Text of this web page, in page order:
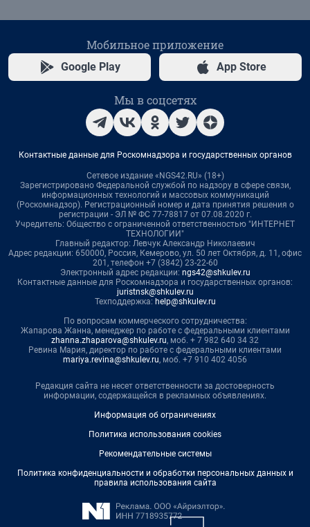
Мобильное приложение
Google Play App Store
Мы в соцсетях
Контактные данные для Роскомнадзора и государственных органов
Сетевое издание «NGS42.RU» (18+)
Зарегистрировано Федеральной службой по надзору в сфере связи,
информационных технологий и массовых коммуникаций
(Роскомнадзор). Регистрационный номер и дата принятия решения о
регистрации - ЭЛ № ФС 77-78817 от 07.08.2020 г.
Учредитель: Общество с ограниченной ответственностью "ИНТЕРНЕТ
ТЕХНОЛОГИИ"
Главный редактор: Левчук Александр Николаевич
Адрес редакции: 650000, Россия, Кемерово, ул. 50 лет Октября, д. 11, офис
201, телефон +7 (3842) 23-22-60
Электронный адрес редакции: ngs42@shkulev.ru
Контактные данные для Роскомнадзора и государственных органов:
juristnsk@shkulev.ru
Техподдержка: help@shkulev.ru
По вопросам коммерческого сотрудничества:
Жапарова Жанна, менеджер по работе с федеральными клиентами
zhanna.zhaparova@shkulev.ru, моб. + 7 982 640 34 32
Ревина Мария, директор по работе с федеральными клиентами
mariya.revina@shkulev.ru, моб. +7 910 402 4056
Редакция сайта не несет ответственности за достоверность
информации, содержащейся в рекламных объявлениях.
Информация об ограничениях
Политика использования cookies
Рекомендательные системы
Политика конфиденциальности и обработки персональных данных и
правила использования сайта